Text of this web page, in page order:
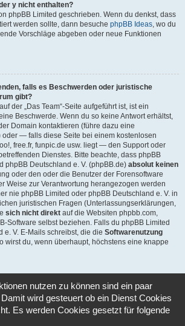
y nicht enthalten?
phpBB Limited geschrieben. Wenn du denkst, dass
werden sollte, dann besuche phpBB Ideas, wo du
Vorschläge abgeben oder neue Funktionen
falls es Beschwerden oder juristische
gibt?
der „Das Team“-Seite aufgeführt ist, ist ein
Beschwerde. Wenn du so keine Antwort erhältst,
Domain kontaktieren (führe dazu eine
oder — falls diese Seite bei einem kostenlosen
free.fr, funpic.de usw. liegt — den Support oder
Dienstes. Bitte beachte, dass phpBB
phpBB Deutschland e. V. (phpBB.de) absolut keinen
oder den oder die Benutzer der Forensoftware
Weise zur Verantwortung herangezogen werden
nie phpBB Limited oder phpBB Deutschland e. V. in
juristischen Fragen (Unterlassungserklärungen,
sich nicht direkt auf die Websiten phpbb.com,
Software selbst beziehen. Falls du phpBB Limited
e. V. E-Mails schreibst, die die Softwarenutzung
wirst du, wenn überhaupt, höchstens eine knappe
des Boards kontaktieren?
können das Kontaktformular nutzen, wenn die
Administration aktiviert wurde.
zusätzlich den Link „Das Team“ verwenden.
nutzen zu können sind ein paar
wird gesteuert ob ein Dienst Cookies
Es werden Cookies gesetzt für folgende